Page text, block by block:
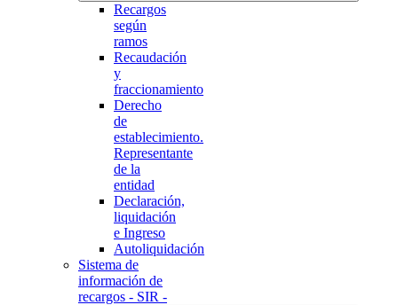
Recargos
según
ramos
Recaudación
y
fraccionamiento
Derecho
de
establecimiento.
Representante
de la
entidad
Declaración,
liquidación
e Ingreso
Autoliquidación
Sistema de
información de
recargos - SIR -